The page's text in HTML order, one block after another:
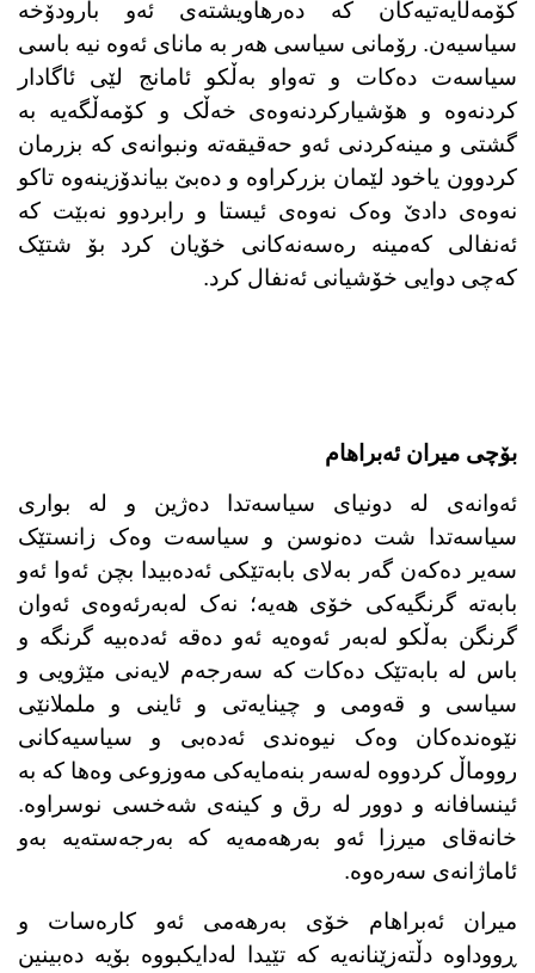
کۆمەڵایەتیەکان کە دەرهاویشتەی ئەو بارودۆخە
سیاسیەن. رۆمانی سیاسی هەر بە مانای ئەوە نیە باسی
سیاسەت دەکات و تەواو بەڵکو ئامانج لێی ئاگادار
کردنەوە و هۆشیارکردنەوەی خەڵک و کۆمەڵگەیە بە
گشتی و مینەکردنی ئەو حەقیقەتە ونبوانەی کە بزرمان
کردوون یاخود لێمان بزرکراوە و دەبێ بیاندۆزینەوە تاکو
نەوەی دادێ وەک نەوەی ئیستا و رابردوو نەبێت کە
ئەنفالی کەمینە رەسەنەکانی خۆیان کرد بۆ شتێک
کەچی دوایی خۆشیانی ئەنفال کرد.
بۆچی میران ئەبراهام
ئەوانەی لە دونیای سیاسەتدا دەژین و لە بواری
سیاسەتدا شت دەنوسن و سیاسەت وەک زانستێک
سەیر دەکەن گەر بەلای بابەتێکی ئەدەبیدا بچن ئەوا ئەو
بابەتە گرنگیەکی خۆی هەیە؛ نەک لەبەرئەوەی ئەوان
گرنگن بەڵکو لەبەر ئەوەیە ئەو دەقە ئەدەبیە گرنگە و
باس لە بابەتێک دەکات کە سەرجەم لایەنی مێژویی و
سیاسی و قەومی و چینایەتی و ئاینی و ململانێی
نێوەندەکان وەک نیوەندی ئەدەبی و سیاسیەکانی
رووماڵ کردووە لەسەر بنەمایەکی مەوزوعی وەها کە بە
ئینسافانە و دوور لە رق و کینەی شەخسی نوسراوە.
خانەقای میرزا ئەو بەرهەمەیە کە بەرجەستەیە بەو
ئاماژانەی سەرەوە.
میران ئەبراهام خۆی بەرهەمی ئەو کارەسات و
ڕووداوە دڵتەزێنانەیە کە تێیدا لەدایکبووە بۆیە دەبینین